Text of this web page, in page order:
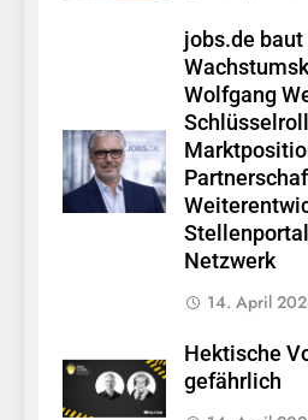
jobs.de baut
Wolfgang
Netzwerk
14. April
Hektische
gefährlich